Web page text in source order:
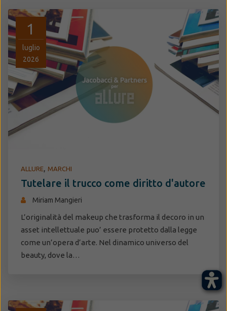
1
luglio
2026
ALLURE, MARCHI
Tutelare il trucco come diritto d'autore
Miriam Mangieri
L’originalità del makeup che trasforma il decoro in un
asset intellettuale puo’ essere protetto dalla legge
come un’opera d’arte. Nel dinamico universo del
beauty, dove la…